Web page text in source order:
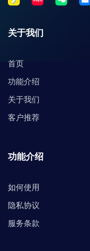
关于我们
首页
功能介绍
关于我们
客户推荐
功能介绍
如何使用
隐私协议
服务条款